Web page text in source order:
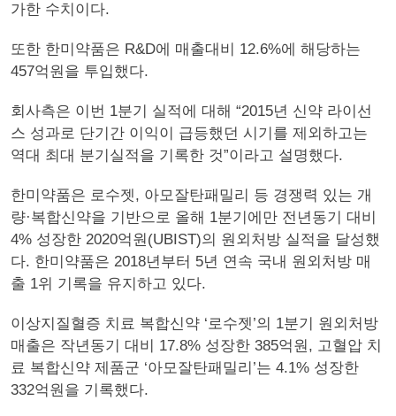
가한 수치이다.
또한 한미약품은 R&D에 매출대비 12.6%에 해당하는
457억원을 투입했다.
회사측은 이번 1분기 실적에 대해 “2015년 신약 라이선
스 성과로 단기간 이익이 급등했던 시기를 제외하고는
역대 최대 분기실적을 기록한 것”이라고 설명했다.
한미약품은 로수젯, 아모잘탄패밀리 등 경쟁력 있는 개
량·복합신약을 기반으로 올해 1분기에만 전년동기 대비
4% 성장한 2020억원(UBIST)의 원외처방 실적을 달성했
다. 한미약품은 2018년부터 5년 연속 국내 원외처방 매
출 1위 기록을 유지하고 있다.
이상지질혈증 치료 복합신약 ‘로수젯’의 1분기 원외처방
매출은 작년동기 대비 17.8% 성장한 385억원, 고혈압 치
료 복합신약 제품군 ‘아모잘탄패밀리’는 4.1% 성장한
332억원을 기록했다.